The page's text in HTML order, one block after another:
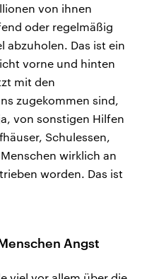
von ihnen
oder regelmäßig
abzuholen. Das ist ein
vorne und hinten
mit den
zugekommen sind,
von sonstigen Hilfen
Schulessen,
wirklich an
worden. Das ist
Angst